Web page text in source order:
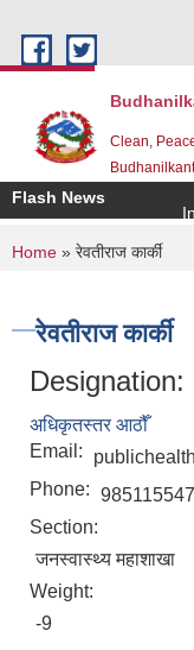
Clean,
Flash News
You are
Home » रेवतीराज कार्की
रेवतीराज कार्की
Designation:
अधिकृतस्तर आठौँ
Email:
Phone:
Section:
जनस्वास्थ्य महाशाखा
Weight:
-9